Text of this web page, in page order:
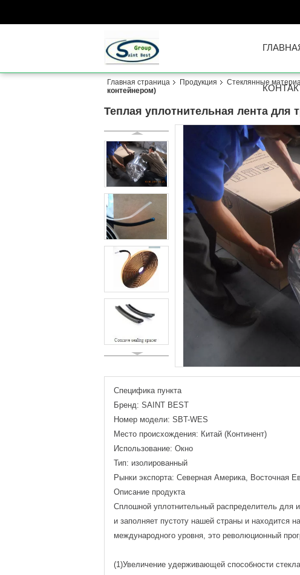
Главная страница Продукция Стеклянные
контейнером)
Теплая уплотнительная лента
Специфика пункта
Бренд: SAINT BEST
Номер модели: SBT-WES
Место происхождения: Китай (Континент)
Использование: Окно
Тип: изолированный
Рынки экспорта: Северная Америка, Восточная
Описание продукта
Сплошной уплотнительный распределитель для
и заполняет пустоту нашей страны и находится
международного уровня, это революционный
(1)Увеличение удерживающей способности